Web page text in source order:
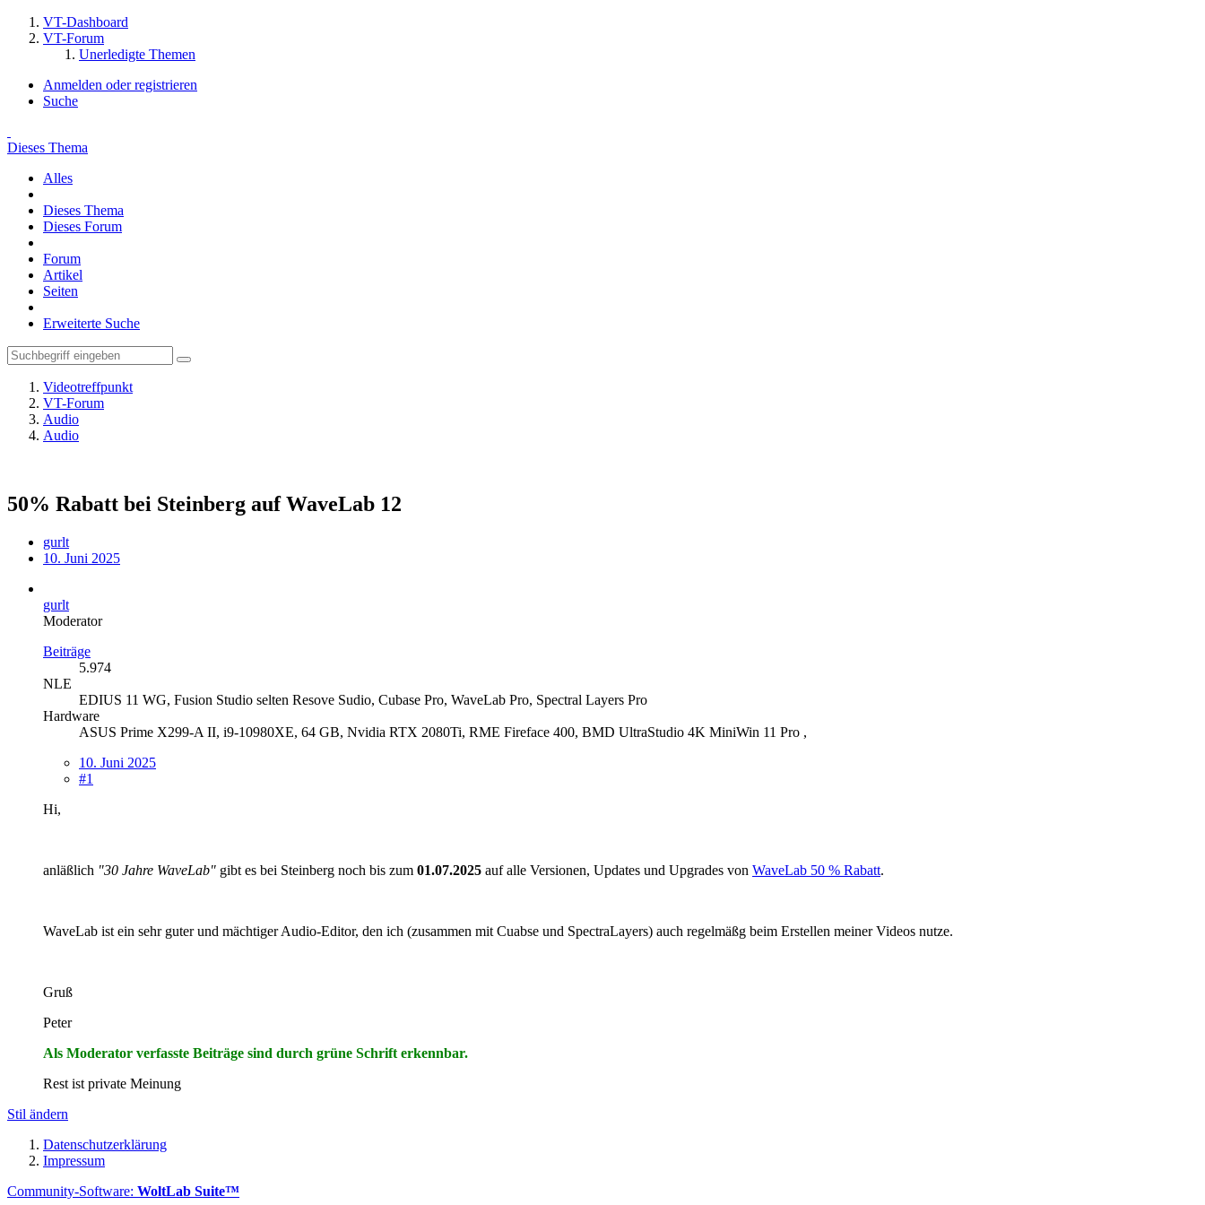
VT-Dashboard
VT-Forum
Unerledigte Themen
Anmelden oder registrieren
Suche
Dieses Thema
Alles
Dieses Thema
Dieses Forum
Forum
Artikel
Seiten
Erweiterte Suche
Videotreffpunkt
VT-Forum
Audio
Audio
50% Rabatt bei Steinberg auf WaveLab 12
gurlt
10. Juni 2025
gurlt
Moderator
Beiträge
5.974
NLE
EDIUS 11 WG, Fusion Studio selten Resove Sudio, Cubase Pro, WaveLab Pro, Spectral Layers Pro
Hardware
ASUS Prime X299-A II, i9-10980XE, 64 GB, Nvidia RTX 2080Ti, RME Fireface 400, BMD UltraStudio 4K MiniWin 11 Pro ,
10. Juni 2025
#1
Hi,
anläßlich "30 Jahre WaveLab" gibt es bei Steinberg noch bis zum 01.07.2025 auf alle Versionen, Updates und Upgrades von WaveLab 50 % Rabatt.
WaveLab ist ein sehr guter und mächtiger Audio-Editor, den ich (zusammen mit Cuabse und SpectraLayers) auch regelmäßg beim Erstellen meiner Videos nutze.
Gruß
Peter
Als Moderator verfasste Beiträge sind durch grüne Schrift erkennbar.
Rest ist private Meinung
Stil ändern
Datenschutzerklärung
Impressum
Community-Software: WoltLab Suite™